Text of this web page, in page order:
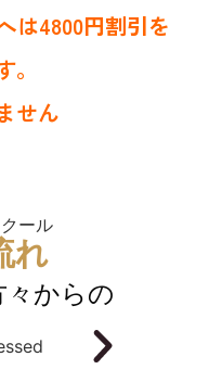
は4800円割引を
せん
れ
からの